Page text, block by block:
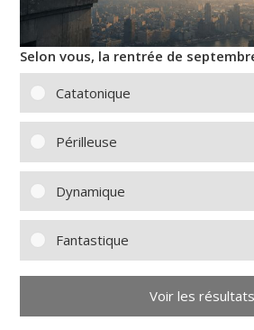
Selon vous, la rentrée de
Catatonique
Périlleuse
Dynamique
Fantastique
Voir les résultats